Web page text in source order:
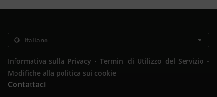
Informativa sulla Privacy . Termini di Utilizzo del Servizio .
Modifiche alla politica sui cookie
Contattaci